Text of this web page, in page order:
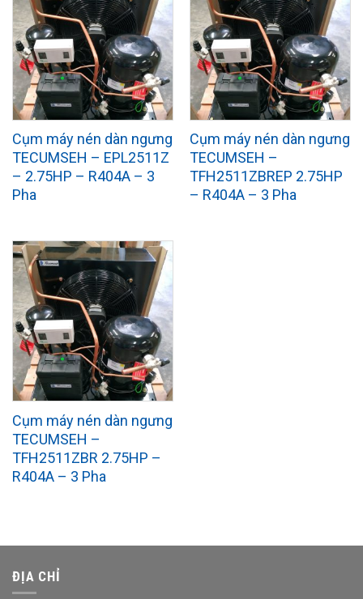
Cụm máy nén dàn ngưng
TECUMSEH – EPL2511Z
– 2.75HP – R404A – 3
Pha
Cụm máy nén dàn ngưng
TECUMSEH –
TFH2511ZBREP 2.75HP
– R404A – 3 Pha
Cụm máy nén dàn ngưng
TECUMSEH –
TFH2511ZBR 2.75HP –
R404A – 3 Pha
ĐỊA CHỈ